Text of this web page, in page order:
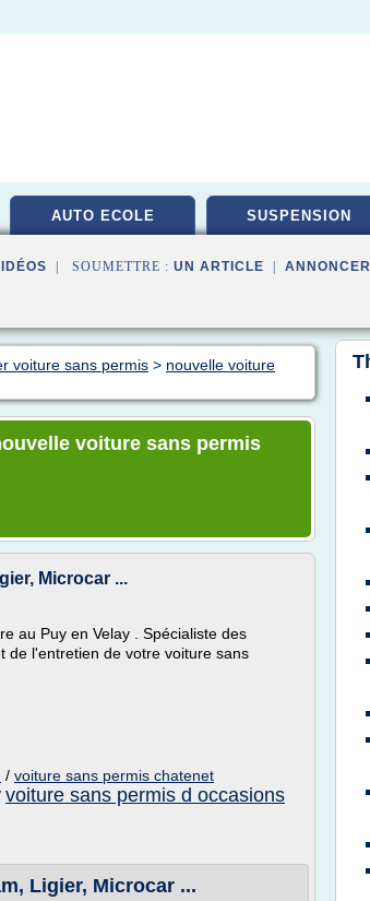
AUTO ECOLE SUSPENSION
| SOUMETTRE : UN ARTICLE ANNONCER
voiture sans permis > nouvelle voiture
voiture sans permis
Microcar ...
au Puy en Velay . Spécialiste des
de l'entretien de votre voiture sans
/ voiture sans permis chatenet
voiture sans permis d occasions
Ligier, Microcar ...